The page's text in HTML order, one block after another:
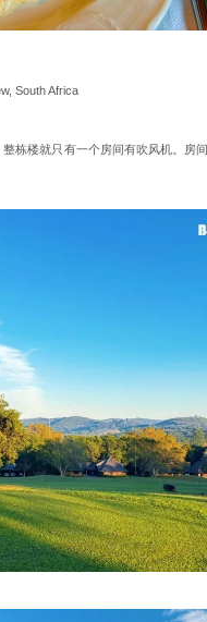
South Africa
栋楼就只有一个房间有吹风机。房